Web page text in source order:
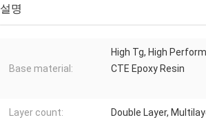
설명
Base material:
High Tg, High
CTE Epoxy Resin
Layer count: Double Layer,